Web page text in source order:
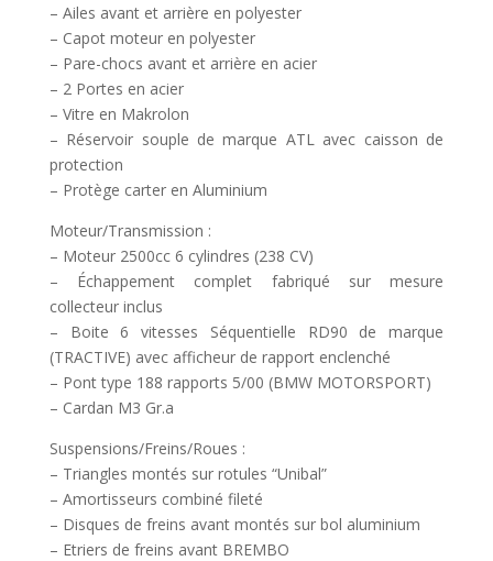
– Ailes avant et arrière en polyester
– Capot moteur en polyester
– Pare-chocs avant et arrière en acier
– 2 Portes en acier
– Vitre en Makrolon
– Réservoir souple de marque ATL avec caisson de
protection
– Protège carter en Aluminium
Moteur/Transmission :
– Moteur 2500cc 6 cylindres (238 CV)
– Échappement complet fabriqué sur mesure
collecteur inclus
– Boite 6 vitesses Séquentielle RD90 de marque
(TRACTIVE) avec afficheur de rapport enclenché
– Pont type 188 rapports 5/00 (BMW MOTORSPORT)
– Cardan M3 Gr.a
Suspensions/Freins/Roues :
– Triangles montés sur rotules “Unibal”
– Amortisseurs combiné fileté
– Disques de freins avant montés sur bol aluminium
– Etriers de freins avant BREMBO